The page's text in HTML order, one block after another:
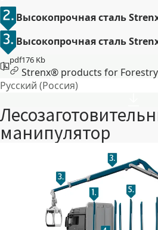
Высокопрочная сталь
Высокопрочная сталь
pdf176 Kb
Strenx® products for
Русский (Россия)
манипулятор